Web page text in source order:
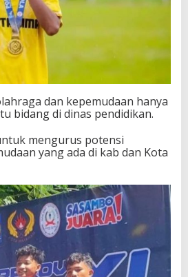
dan kepemudaan hanya
bidang di dinas pendidikan.
mengurus potensi
yang ada di kab dan Kota